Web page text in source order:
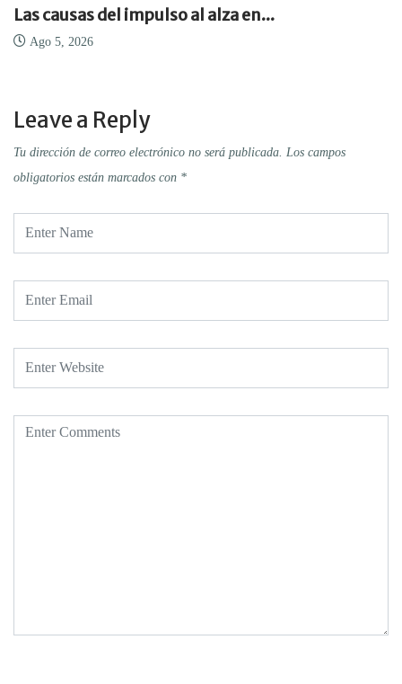
Las causas del impulso al alza en...
Ago 5, 2026
Leave a Reply
Tu dirección de correo electrónico no será publicada. Los campos
obligatorios están marcados con *